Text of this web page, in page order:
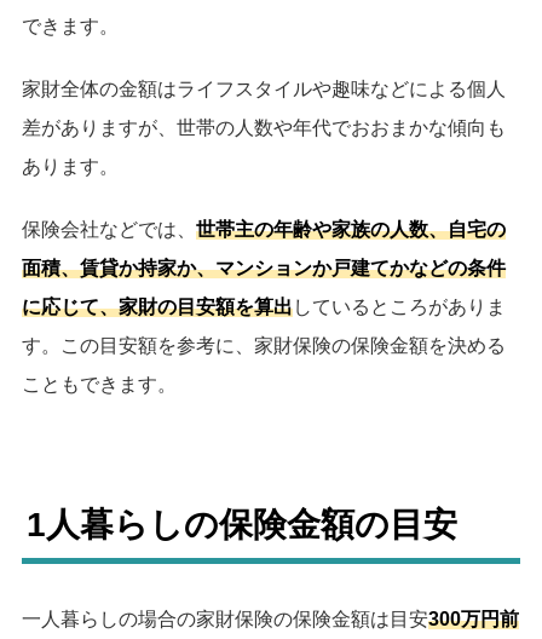
できます。
家財全体の金額はライフスタイルや趣味などによる個人
差がありますが、世帯の人数や年代でおおまかな傾向も
あります。
保険会社などでは、 世帯主の年齢や家族の人数、自宅の
面積、賃貸か持家か、マンションか戸建てかなどの条件
に応じて、家財の目安額を算出しているところがありま
す。この目安額を参考に、家財保険の保険金額を決める
こともできます。
1人暮らしの保険金額の目安
一人暮らしの場合の家財保険の保険金額は目安300万円前